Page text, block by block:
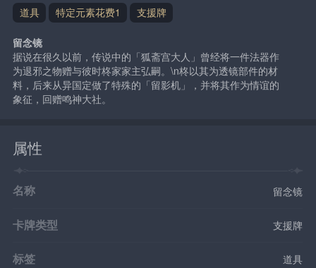
道具 特定元素花费1 支援牌
留念镜
据说在很久以前，传说中的「狐斋宫大人」曾经将一件法器作
为退邪之物赠与彼时柊家家主弘嗣。\n柊以其为透镜部件的材
料，后来从异国定做了特殊的「留影机」，并将其作为情谊的
象征，回赠鸣神大社。
属性
名称 留念镜
卡牌类型 支援牌
标签 道具